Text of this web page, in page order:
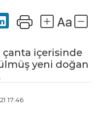
çanta içerisinde
yeni doğan
17:46